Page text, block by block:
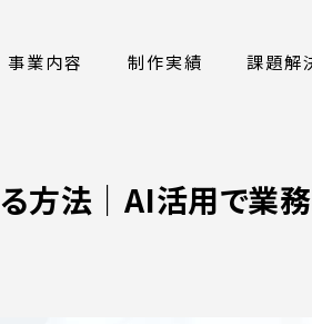
事業内容 制作実績 課題解
方法｜AI活用で業